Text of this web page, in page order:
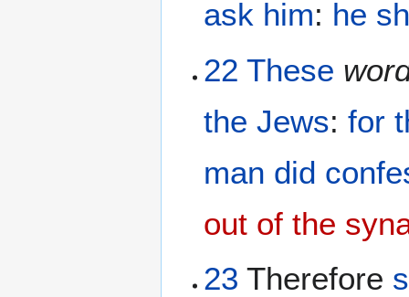
ask him: he
22 These
the Jews:for
man did
out of the
23 Therefore